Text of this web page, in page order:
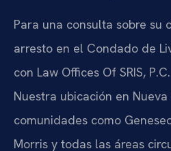
Para una consulta sobre su
arresto en el Condado de
con Law Offices Of SRIS,
Nuestra ubicación en
comunidades como
Morris y todas las áreas